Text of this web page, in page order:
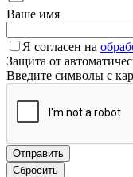
Ваше имя
Я согласен на
Защита от
Введите символы с